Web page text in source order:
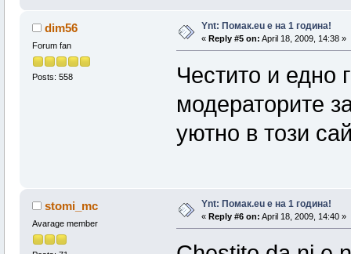
dim56
Forum fan
Posts: 558
Ynt: Помак.eu e на 1 година!
« Reply #5 on: April 18, 2009, 14:38 »
Честито и
модераторите
уютно в този
stomi_mc
Avarage member
Ynt: Помак.eu e на 1 година!
« Reply #6 on: April 18, 2009, 14:40 »